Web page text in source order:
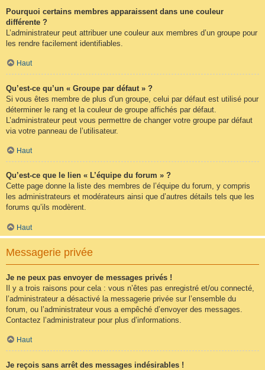
Pourquoi certains membres apparaissent dans une couleur
différente ?
L’administrateur peut attribuer une couleur aux membres d’un groupe pour
les rendre facilement identifiables.
Haut
Qu’est-ce qu’un « Groupe par défaut » ?
Si vous êtes membre de plus d’un groupe, celui par défaut est utilisé pour
déterminer le rang et la couleur de groupe affichés par défaut.
L’administrateur peut vous permettre de changer votre groupe par défaut
via votre panneau de l’utilisateur.
Haut
Qu’est-ce que le lien « L’équipe du forum » ?
Cette page donne la liste des membres de l’équipe du forum, y compris
les administrateurs et modérateurs ainsi que d’autres détails tels que les
forums qu’ils modèrent.
Haut
Messagerie privée
Je ne peux pas envoyer de messages privés !
Il y a trois raisons pour cela : vous n’êtes pas enregistré et/ou connecté,
l’administrateur a désactivé la messagerie privée sur l’ensemble du
forum, ou l’administrateur vous a empêché d’envoyer des messages.
Contactez l’administrateur pour plus d’informations.
Haut
Je reçois sans arrêt des messages indésirables !